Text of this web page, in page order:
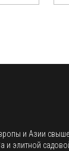
и Азии
и элитной